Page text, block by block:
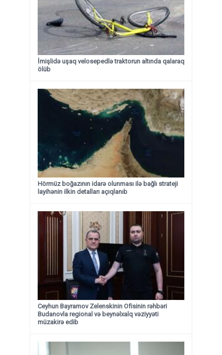
İmişlidə uşaq velosepedlə traktorun altında qalaraq
ölüb
Hörmüz boğazının idarə olunması ilə bağlı strateji
layihənin ilkin detalları açıqlanıb
Ceyhun Bayramov Zelenskinin Ofisinin rəhbəri
Budanovla regional və beynəlxalq vəziyyəti
müzakirə edib